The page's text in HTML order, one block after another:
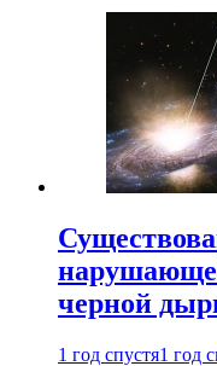
черной
1 год спустя1 год